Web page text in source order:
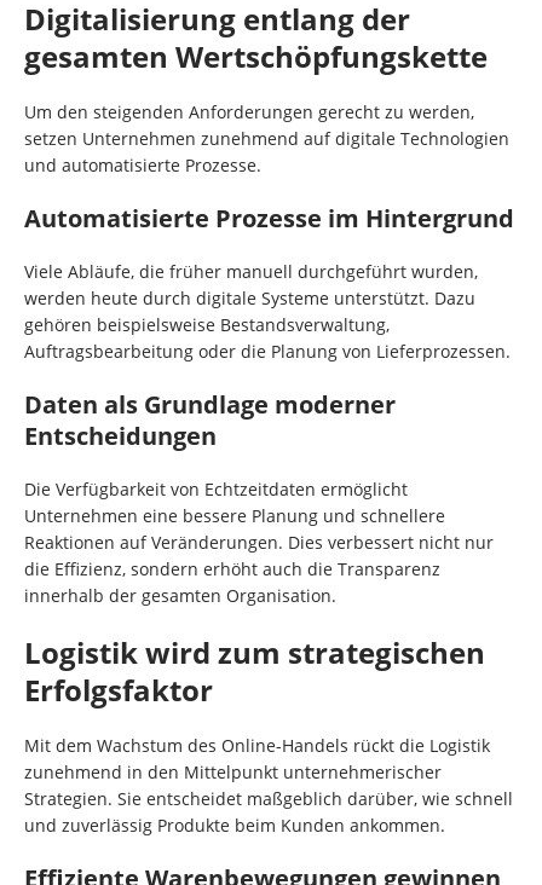
Digitalisierung entlang der
gesamten Wertschöpfungskette
Um den steigenden Anforderungen gerecht zu werden,
setzen Unternehmen zunehmend auf digitale Technologien
und automatisierte Prozesse.
Automatisierte Prozesse im Hintergrund
Viele Abläufe, die früher manuell durchgeführt wurden,
werden heute durch digitale Systeme unterstützt. Dazu
gehören beispielsweise Bestandsverwaltung,
Auftragsbearbeitung oder die Planung von Lieferprozessen.
Daten als Grundlage moderner
Entscheidungen
Die Verfügbarkeit von Echtzeitdaten ermöglicht
Unternehmen eine bessere Planung und schnellere
Reaktionen auf Veränderungen. Dies verbessert nicht nur
die Effizienz, sondern erhöht auch die Transparenz
innerhalb der gesamten Organisation.
Logistik wird zum strategischen
Erfolgsfaktor
Mit dem Wachstum des Online-Handels rückt die Logistik
zunehmend in den Mittelpunkt unternehmerischer
Strategien. Sie entscheidet maßgeblich darüber, wie schnell
und zuverlässig Produkte beim Kunden ankommen.
Effiziente Warenbewegungen gewinnen